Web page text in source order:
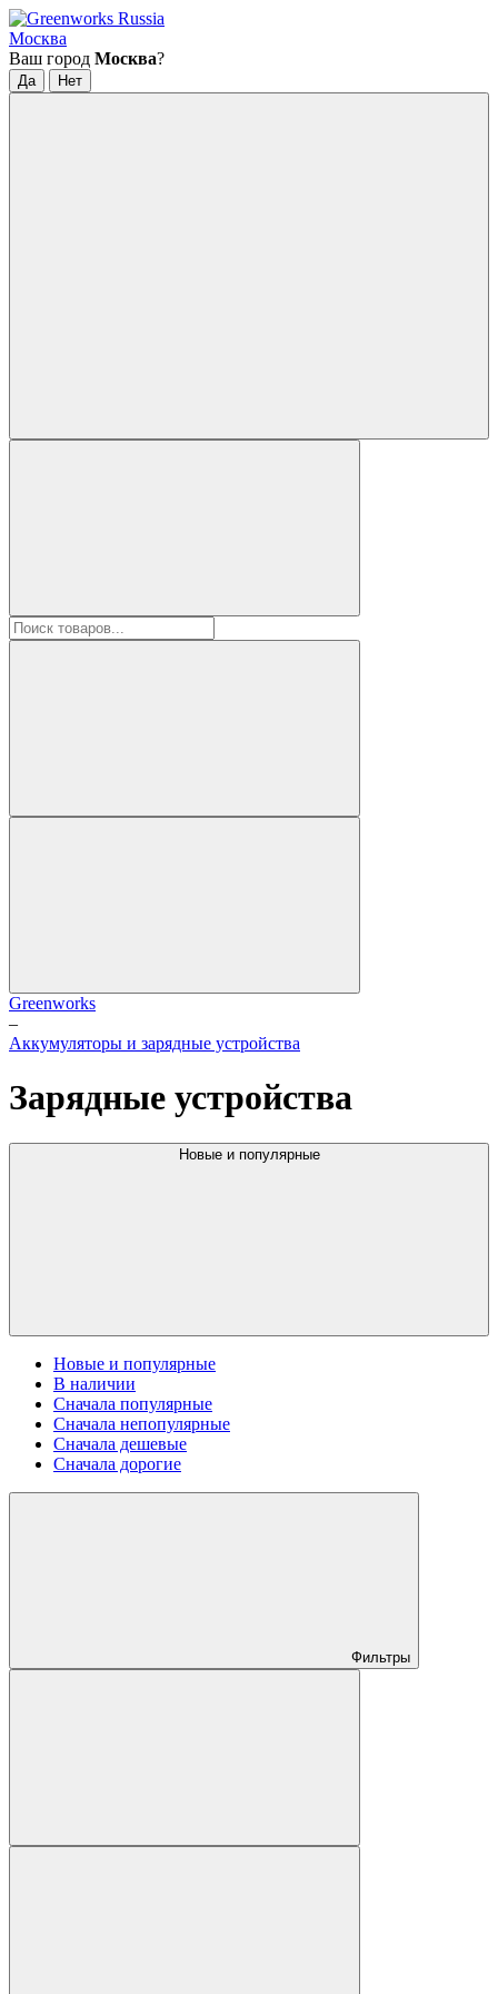
Москва
Ваш город Москва?
Greenworks
–
Аккумуляторы и зарядные устройства
Зарядные устройства
Новые и популярные
Новые и популярные
В наличии
Сначала популярные
Сначала непопулярные
Сначала дешевые
Сначала дорогие
Фильтры